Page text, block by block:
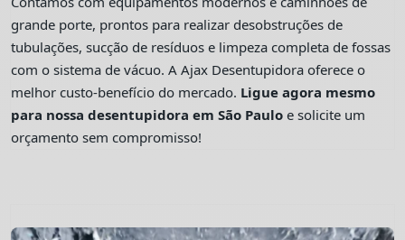
grande porte, prontos para realizar desobstruções de
tubulações, sucção de resíduos e limpeza completa de fossas
com o sistema de vácuo. A Ajax Desentupidora oferece o
melhor custo-benefício do mercado. Ligue agora mesmo
para nossa desentupidora em São Paulo e solicite um
orçamento sem compromisso!